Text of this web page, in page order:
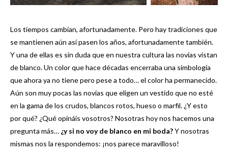
Los tiempos cambian, afortunadamente. Pero hay tradiciones que
se mantienen aún así pasen los años, afortunadamente también.
Y una de ellas es sin duda que en nuestra cultura las novias vistan
de blanco. Un color que hace décadas encerraba una simbología
que ahora ya no tiene pero pese a todo… el color ha permanecido.
Aún son muy pocas las novias que eligen un vestido que no esté
en la gama de los crudos, blancos rotos, hueso o marfil. ¿Y esto
por qué? ¿Qué opináis vosotros? Nosotras hoy nos hacemos una
pregunta más… ¿y si no voy de blanco en mi boda?Y nosotras
mismas nos la respondemos: ¡nos parece maravilloso!